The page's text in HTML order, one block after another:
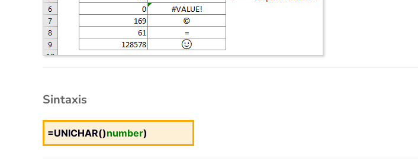
Sintaxis
=UNICHAR()number)